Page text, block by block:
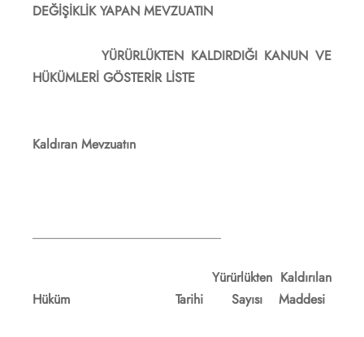
DEĞİŞİKLİK YAPAN MEVZUATIN
YÜRÜRLÜKTEN KALDIRDIĞI KANUN VE
HÜKÜMLERİ GÖSTERİR LİSTE
Kaldıran Mevzuatın
Yürürlükten Kaldırılan
Hüküm Tarihi Sayısı Maddesi